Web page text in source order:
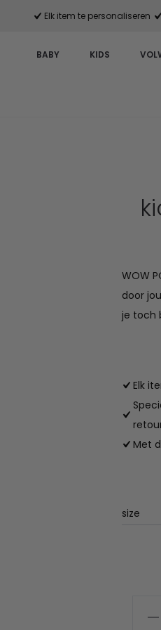
Elk item te personaliseren
BABY KIDS
WOW
door
je toch
Elk
Met
size